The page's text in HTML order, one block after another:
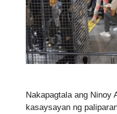
Nakapagtala ang Ninoy
kasaysayan ng